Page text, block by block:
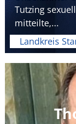
Tutzing
mitteilte,...
Landkreis